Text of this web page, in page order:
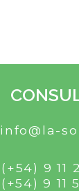
info@la-
(+54) 9 11
(+54) 9 11